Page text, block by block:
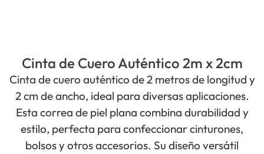
Cinta de Cuero Auténtico 2m x 2cm
Cinta de cuero auténtico de 2 metros de longitud y
2 cm de ancho, ideal para diversas aplicaciones.
Esta correa de piel plana combina durabilidad y
estilo, perfecta para confeccionar cinturones,
bolsos y otros accesorios. Su diseño versátil